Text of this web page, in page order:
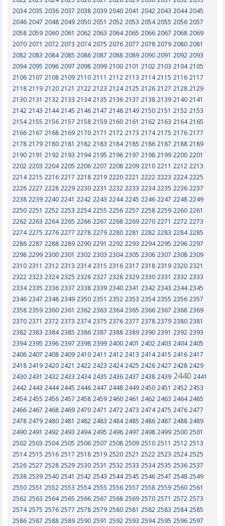
2034 2035 2036 2037 2038 2039 2040 2041 2042 2043 2044 2045
2046 2047 2048 2049 2050 2051 2052 2053 2054 2055 2056 2057
2058 2059 2060 2061 2062 2063 2064 2065 2066 2067 2068 2069
2070 2071 2072 2073 2074 2075 2076 2077 2078 2079 2080 2081
2082 2083 2084 2085 2086 2087 2088 2089 2090 2091 2092 2093
2094 2095 2096 2097 2098 2099 2100 2101 2102 2103 2104 2105
2106 2107 2108 2109 2110 2111 2112 2113 2114 2115 2116 2117
2118 2119 2120 2121 2122 2123 2124 2125 2126 2127 2128 2129
2130 2131 2132 2133 2134 2135 2136 2137 2138 2139 2140 2141
2142 2143 2144 2145 2146 2147 2148 2149 2150 2151 2152 2153
2154 2155 2156 2157 2158 2159 2160 2161 2162 2163 2164 2165
2166 2167 2168 2169 2170 2171 2172 2173 2174 2175 2176 2177
2178 2179 2180 2181 2182 2183 2184 2185 2186 2187 2188 2189
2190 2191 2192 2193 2194 2195 2196 2197 2198 2199 2200 2201
2202 2203 2204 2205 2206 2207 2208 2209 2210 2211 2212 2213
2214 2215 2216 2217 2218 2219 2220 2221 2222 2223 2224 2225
2226 2227 2228 2229 2230 2231 2232 2233 2234 2235 2236 2237
2238 2239 2240 2241 2242 2243 2244 2245 2246 2247 2248 2249
2250 2251 2252 2253 2254 2255 2256 2257 2258 2259 2260 2261
2262 2263 2264 2265 2266 2267 2268 2269 2270 2271 2272 2273
2274 2275 2276 2277 2278 2279 2280 2281 2282 2283 2284 2285
2286 2287 2288 2289 2290 2291 2292 2293 2294 2295 2296 2297
2298 2299 2300 2301 2302 2303 2304 2305 2306 2307 2308 2309
2310 2311 2312 2313 2314 2315 2316 2317 2318 2319 2320 2321
2322 2323 2324 2325 2326 2327 2328 2329 2330 2331 2332 2333
2334 2335 2336 2337 2338 2339 2340 2341 2342 2343 2344 2345
2346 2347 2348 2349 2350 2351 2352 2353 2354 2355 2356 2357
2358 2359 2360 2361 2362 2363 2364 2365 2366 2367 2368 2369
2370 2371 2372 2373 2374 2375 2376 2377 2378 2379 2380 2381
2382 2383 2384 2385 2386 2387 2388 2389 2390 2391 2392 2393
2394 2395 2396 2397 2398 2399 2400 2401 2402 2403 2404 2405
2406 2407 2408 2409 2410 2411 2412 2413 2414 2415 2416 2417
2418 2419 2420 2421 2422 2423 2424 2425 2426 2427 2428 2429
2430 2431 2432 2433 2434 2435 2436 2437 2438 2439 2440 2441
2442 2443 2444 2445 2446 2447 2448 2449 2450 2451 2452 2453
2454 2455 2456 2457 2458 2459 2460 2461 2462 2463 2464 2465
2466 2467 2468 2469 2470 2471 2472 2473 2474 2475 2476 2477
2478 2479 2480 2481 2482 2483 2484 2485 2486 2487 2488 2489
2490 2491 2492 2493 2494 2495 2496 2497 2498 2499 2500 2501
2502 2503 2504 2505 2506 2507 2508 2509 2510 2511 2512 2513
2514 2515 2516 2517 2518 2519 2520 2521 2522 2523 2524 2525
2526 2527 2528 2529 2530 2531 2532 2533 2534 2535 2536 2537
2538 2539 2540 2541 2542 2543 2544 2545 2546 2547 2548 2549
2550 2551 2552 2553 2554 2555 2556 2557 2558 2559 2560 2561
2562 2563 2564 2565 2566 2567 2568 2569 2570 2571 2572 2573
2574 2575 2576 2577 2578 2579 2580 2581 2582 2583 2584 2585
2586 2587 2588 2589 2590 2591 2592 2593 2594 2595 2596 2597